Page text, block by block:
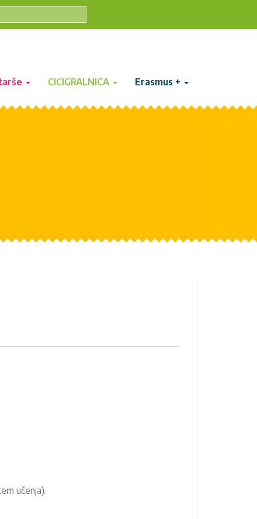
CICIGRALNICA Erasmus +
učenja).